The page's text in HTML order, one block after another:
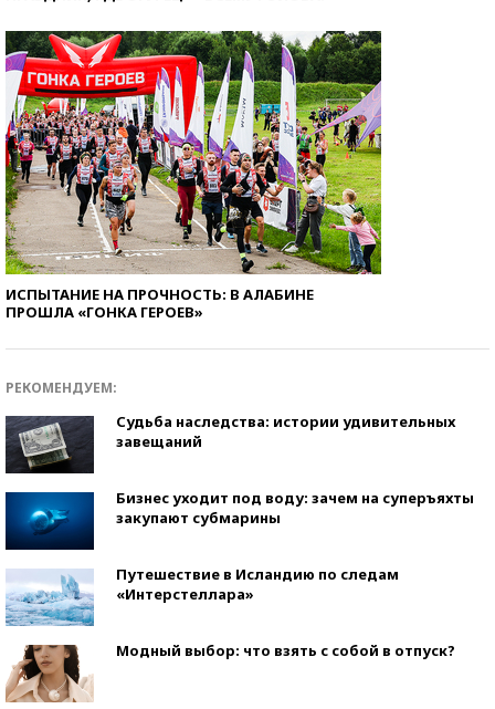
ИСПЫТАНИЕ НА ПРОЧНОСТЬ: В АЛАБИНЕ
ПРОШЛА «ГОНКА ГЕРОЕВ»
РЕКОМЕНДУЕМ:
Судьба наследства: истории удивительных
завещаний
Бизнес уходит под воду: зачем на суперъяхты
закупают субмарины
Путешествие в Исландию по следам
«Интерстеллара»
Модный выбор: что взять с собой в отпуск?